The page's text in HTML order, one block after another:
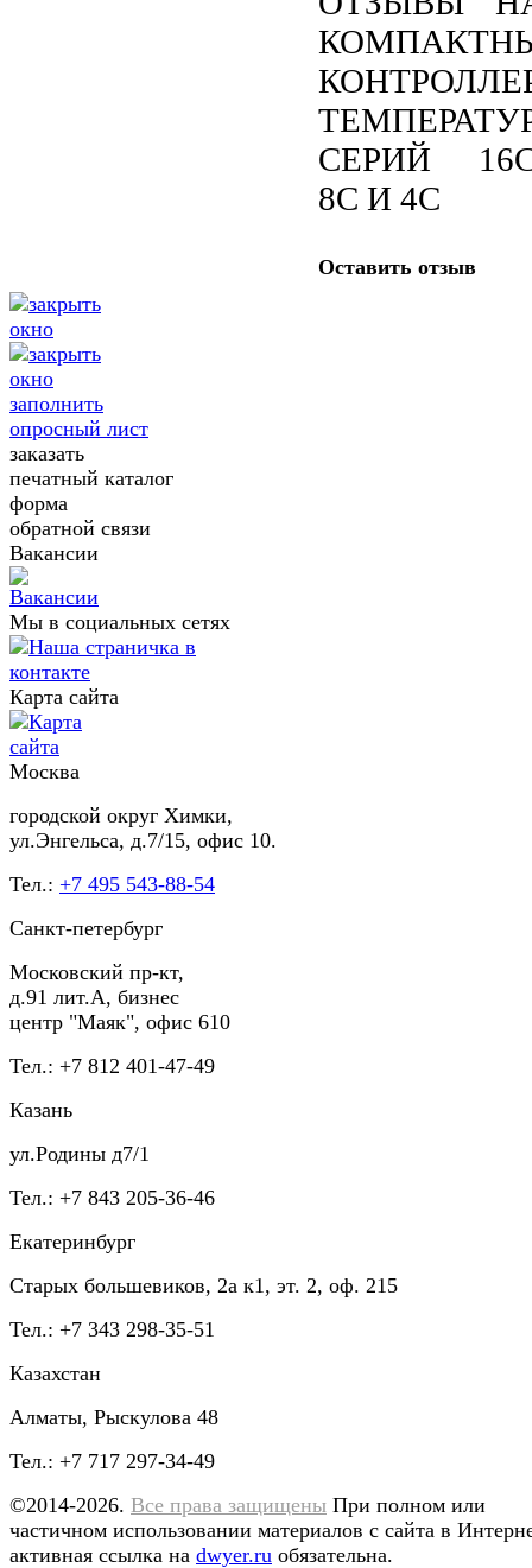
СЕРИЙ
8C И 4C
Оставить отзыв
заполнить
опросный лист
заказать
печатный каталог
форма
обратной связи
Вакансии
Мы в социальных сетях
Карта сайта
Москва
городской округ Химки,
ул.Энгельса, д.7/15, офис 10.
Тел.: +7 495 543-88-54
Санкт-петербург
Московский пр-кт,
д.91 лит.А, бизнес
центр "Маяк", офис 610
Тел.: +7 812 401-47-49
Казань
ул.Родины д7/1
Тел.: +7 843 205-36-46
Екатеринбург
Старых большевиков, 2а к1, эт. 2, оф. 215
Тел.: +7 343 298-35-51
Казахстан
Алматы, Рыскулова 48
Тел.: +7 717 297-34-49
©2014-2026. Все права защищены При полном или
частичном использовании материалов с сайта в
активная ссылка на dwyer.ru обязательна.